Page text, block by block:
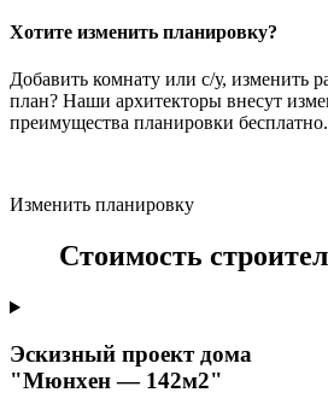
Хотите изменить планировку?
Добавить комнату или с/у, изменить
план? Наши архитекторы внесут
преимущества планировки бесплатно.
Изменить планировку
Стоимость
Эскизный проект дома
"Мюнхен — 142м2"